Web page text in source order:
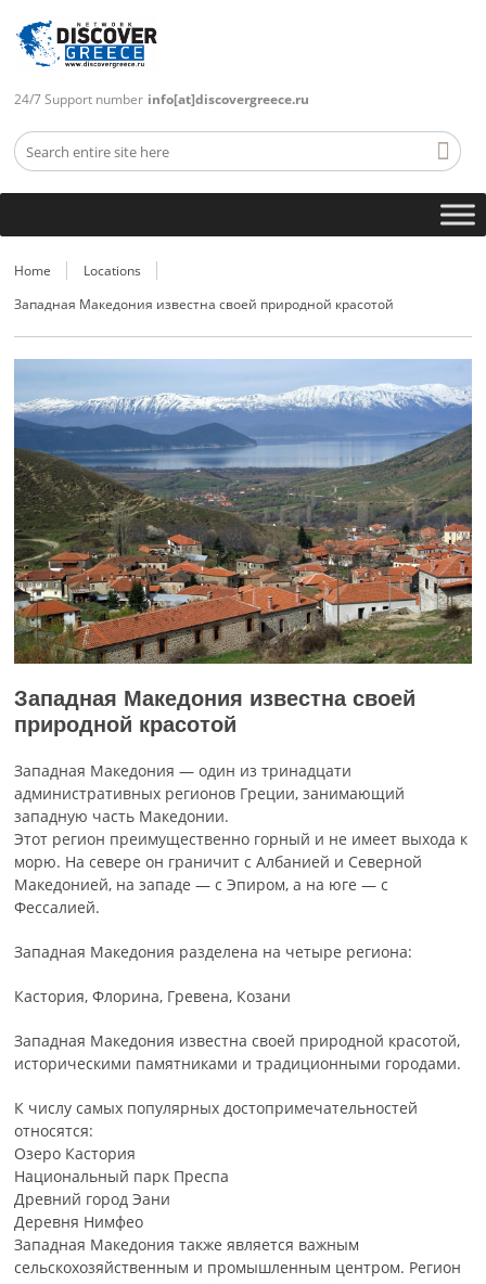
24/7 Support number info[at]discovergreece.ru
Home
Locations
Западная Македония известна своей природной красотой
Западная Македония известна своей
природной красотой
Западная Македония — один из тринадцати
административных регионов Греции, занимающий
западную часть Македонии.
Этот регион преимущественно горный и не имеет выхода к
морю. На севере он граничит с Албанией и Северной
Македонией, на западе — с Эпиром, а на юге — с
Фессалией.
Западная Македония разделена на четыре региона:
Кастория, Флорина, Гревена, Козани
Западная Македония известна своей природной красотой,
историческими памятниками и традиционными городами.
К числу самых популярных достопримечательностей
относятся:
Озеро Кастория
Национальный парк Преспа
Древний город Эани
Деревня Нимфео
Западная Македония также является важным
сельскохозяйственным и промышленным центром. Регион